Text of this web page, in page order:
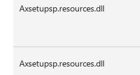
Axsetupsp.resources.dll
Axsetupsp.resources.dll